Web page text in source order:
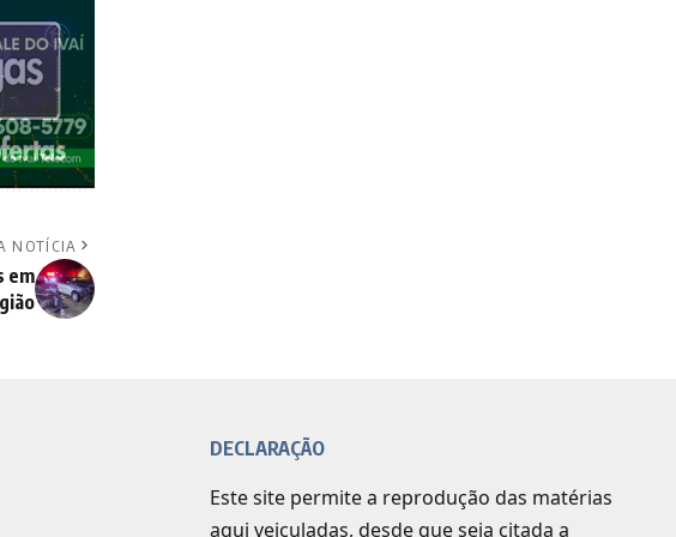
NOTÍCIA
em
DECLARAÇÃO
Este site permite a reprodução das matérias
aqui veiculadas, desde que seja citada a